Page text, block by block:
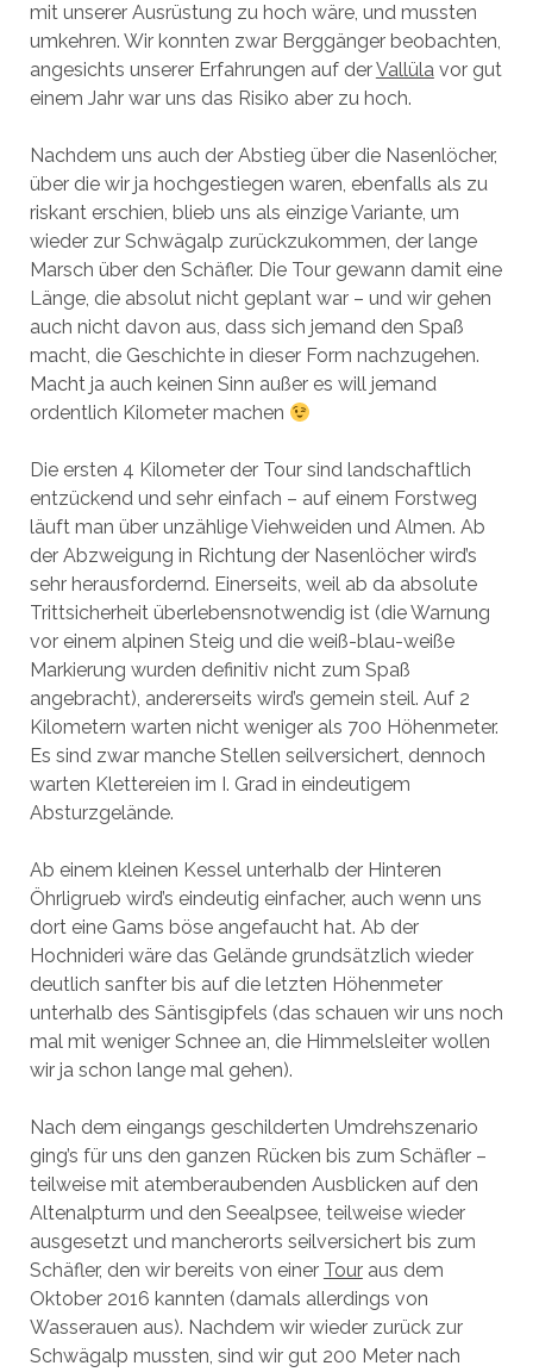
mit unserer Ausrüstung zu hoch wäre, und mussten
umkehren. Wir konnten zwar Berggänger beobachten,
angesichts unserer Erfahrungen auf derVallülavor gut
einem Jahr war uns das Risiko aber zu hoch.
Nachdem uns auch der Abstieg über die Nasenlöcher,
über die wir ja hochgestiegen waren, ebenfalls als zu
riskant erschien, blieb uns als einzige Variante, um
wieder zur Schwägalp zurückzukommen, der lange
Marsch über den Schäfler. Die Tour gewann damit eine
Länge, die absolut nicht geplant war – und wir gehen
auch nicht davon aus, dass sich jemand den Spaß
macht, die Geschichte in dieser Form nachzugehen.
Macht ja auch keinen Sinn außer es will jemand
ordentlich Kilometer machen
Die ersten 4 Kilometer der Tour sind landschaftlich
entzückend und sehr einfach – auf einem Forstweg
läuft man über unzählige Viehweiden und Almen. Ab
der Abzweigung in Richtung der Nasenlöcher wird’s
sehr herausfordernd. Einerseits, weil ab da absolute
Trittsicherheit überlebensnotwendig ist (die Warnung
vor einem alpinen Steig und die weiß-blau-weiße
Markierung wurden definitiv nicht zum Spaß
angebracht), andererseits wird’s gemein steil. Auf 2
Kilometern warten nicht weniger als 700 Höhenmeter.
Es sind zwar manche Stellen seilversichert, dennoch
warten Klettereien im I. Grad in eindeutigem
Absturzgelände.
Ab einem kleinen Kessel unterhalb der Hinteren
Öhrligrueb wird’s eindeutig einfacher, auch wenn uns
dort eine Gams böse angefaucht hat. Ab der
Hochnideri wäre das Gelände grundsätzlich wieder
deutlich sanfter bis auf die letzten Höhenmeter
unterhalb des Säntisgipfels (das schauen wir uns noch
mal mit weniger Schnee an, die Himmelsleiter wollen
wir ja schon lange mal gehen).
Nach dem eingangs geschilderten Umdrehszenario
ging’s für uns den ganzen Rücken bis zum Schäfler –
teilweise mit atemberaubenden Ausblicken auf den
Altenalpturm und den Seealpsee, teilweise wieder
ausgesetzt und mancherorts seilversichert bis zum
Schäfler, den wir bereits von einer Touraus dem
Oktober 2016 kannten (damals allerdings von
Wasserauen aus). Nachdem wir wieder zurück zur
Schwägalp mussten, sind wir gut 200 Meter nach